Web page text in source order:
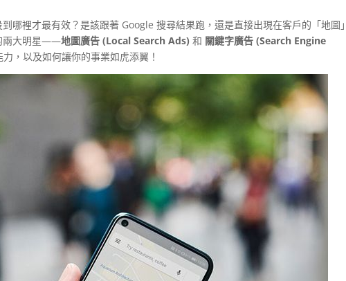
哪裡才最有效？是該跟著 Google 搜尋結果跑，還是直接出現在客戶的「地圖
兩大明星——地圖廣告 (Local Search Ads) 和 關鍵字廣告 (Search Engine
，以及如何讓你的事業如虎添翼！